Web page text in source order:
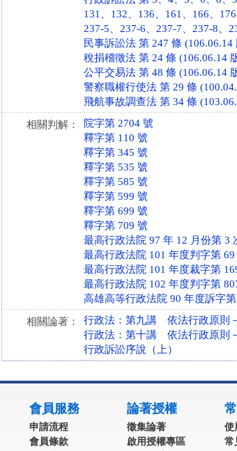
131、132、136、161、166、
237-5、237-6、237-7、237-8、
民事訴訟法 第 247 條 (106.06.14
稅捐稽徵法 第 24 條 (106.06.14
公平交易法 第 48 條 (106.06.14
警察職權行使法 第 29 條
飛航事故調查法 第 34 條
相關判解：
院字第 2704 號
釋字第 110 號
釋字第 345 號
釋字第 535 號
釋字第 585 號
釋字第 599 號
釋字第 699 號
釋字第 709 號
最高行政法院 97 年 12 月份第 3
最高行政法院 101 年度判字第
最高行政法院 101 年度裁字第
最高行政法院 102 年度判字第
高雄高等行政法院 90 年度訴字
相關論著：
行政法：第九講 依法行政原則
行政法：第十講 依法行政原則
行政訴訟序說（上）
會員服務
申請流程
會員條款
論著授權
徵集論著
啟用授權專區
使
常